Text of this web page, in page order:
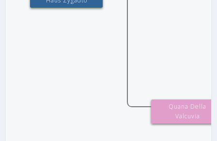
Quana Della
Valcuvia